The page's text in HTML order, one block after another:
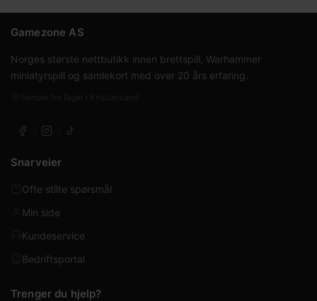
Gamezone AS
Norges største nettbutikk innen brettspill, Warhammer
miniatyrspill og samlekort med over 20 års erfaring.
Snarveier
Ofte stilte spørsmål
Min side
Kundeservice
Bedriftsportal
Trenger du hjelp?